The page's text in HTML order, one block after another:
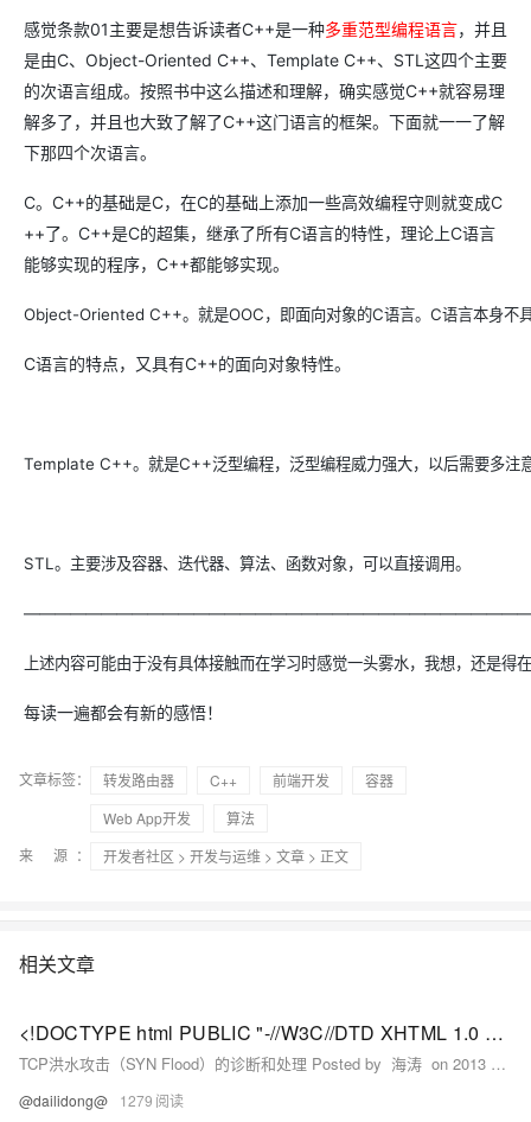
感觉条款01主要是想告诉读者C++是一种多重范型编程语言，并且
是由C、Object-Oriented C++、Template C++、STL这四个主要
的次语言组成。按照书中这么描述和理解，确实感觉C++就容易理
解多了，并且也大致了解了C++这门语言的框架。下面就一一了解
下那四个次语言。
C。C++的基础是C，在C的基础上添加一些高效编程守则就变成C
++了。C++是C的超集，继承了所有C语言的特性，理论上C语言
能够实现的程序，C++都能够实现。
Object-Oriented C++。就是OOC，即面向对象的C语言。C语言本身不
C语言的特点，又具有C++的面向对象特性。
Template C++。就是C++泛型编程，泛型编程威力强大，以后需要多注
STL。主要涉及容器、迭代器、算法、函数对象，可以直接调用。
上述内容可能由于没有具体接触而在学习时感觉一头雾水，我想，还是
每读一遍都会有新的感悟！
文章标签： 转发路由器 C++ 前端开发
容器
Web App开发
算法
来 源：
开发者社区 > 开发与运维 > 文章 > 正文
相关文章
<!DOCTYPE html PUBLIC "-//W3C//DTD XHTML 1.0 Transitional//EN" "http://www.w3.org/TR/xhtml1/DTD/xhtml1-strict.dtd"> <html><head><meta http-equiv="Cont
TCP洪水攻击（SYN Flood）的诊断和处理 Posted by 海涛 on 2013 年 7 月 11 日 Tweet1 ​1. SYN Flood介绍 前段时间网站被攻击多次，其中最猛烈的就是TCP洪水攻击，即SYN Flood。
@dailidong@ 1279